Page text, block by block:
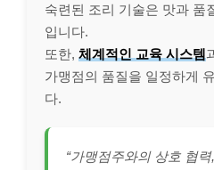
숙련된 조리 기술은 맛과 품
입니다.
또한, 체계적인 교육 시스템
가맹점의 품질을 일정하게
다.
“가맹점주와의 상호 협력,